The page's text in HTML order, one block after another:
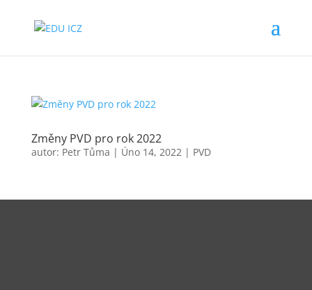
Změny PVD pro rok 2022
autor: Petr Tůma | Úno 14, 2022| PVD